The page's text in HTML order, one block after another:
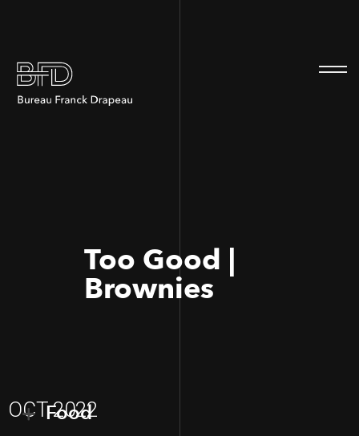
Too Good |
Brownies
OCT 2022
Food